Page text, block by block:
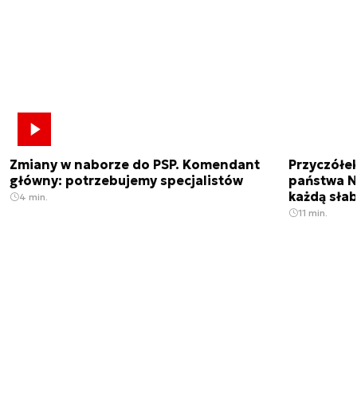
Zmiany w naborze do PSP. Komendant
główny: potrzebujemy specjalistów
4 min.
państwa
każdą
11 min.